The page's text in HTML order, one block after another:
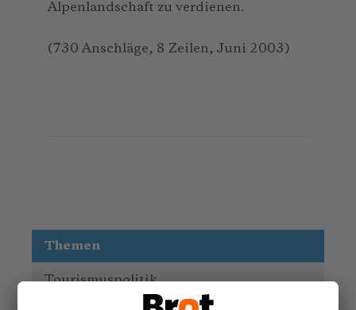
Alpenlandschaft zu verdienen.
(730 Anschläge, 8 Zeilen, Juni 2003)
Themen
Tourismuspolitik